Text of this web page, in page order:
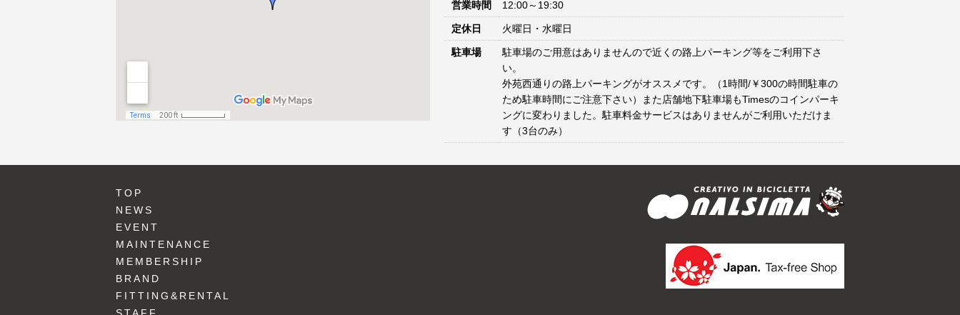
営業時間 12:00～19:30
定休日 火曜日・水曜日
駐車場
駐車場のご用意はありませんので近くの路上パーキング等をご利用下さ
い。
外苑西通りの路上パーキングがオススメです。（1時間/￥300の時間駐車の
ため駐車時間にご注意下さい）また店舗地下駐車場もTimesのコインパーキ
ングに変わりました。駐車料金サービスはありませんがご利用いただけま
す（3台のみ）
TOP
NEWS
EVENT
MAINTENANCE
MEMBERSHIP
BRAND
FITTING&RENTAL